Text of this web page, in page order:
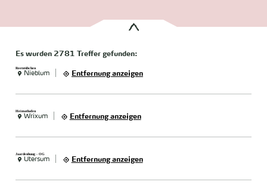
Es wurden 2781 Treffergefunden:
Reetstübchen
Nieblum Entfernung anzeigen
Heimathafen
Wrixum Entfernung anzeigen
Jaardenhuug - OG
Utersum Entfernung anzeigen